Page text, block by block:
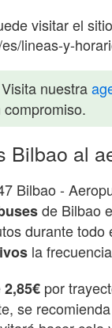
visitar el
lineas-y-
Visita nuestra
Bilbao al
Bilbao -
de Bilbao
durante todo
la
2,85€ por
se